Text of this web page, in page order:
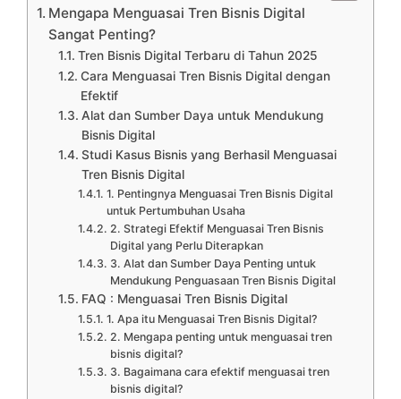
Mengapa Menguasai Tren Bisnis Digital
Sangat Penting?
Tren Bisnis Digital Terbaru di Tahun 2025
Cara Menguasai Tren Bisnis Digital dengan
Efektif
Alat dan Sumber Daya untuk Mendukung
Bisnis Digital
Studi Kasus Bisnis yang Berhasil Menguasai
Tren Bisnis Digital
1. Pentingnya Menguasai Tren Bisnis Digital
untuk Pertumbuhan Usaha
2. Strategi Efektif Menguasai Tren Bisnis
Digital yang Perlu Diterapkan
3. Alat dan Sumber Daya Penting untuk
Mendukung Penguasaan Tren Bisnis Digital
FAQ : Menguasai Tren Bisnis Digital
1. Apa itu Menguasai Tren Bisnis Digital?
2. Mengapa penting untuk menguasai tren
bisnis digital?
3. Bagaimana cara efektif menguasai tren
bisnis digital?